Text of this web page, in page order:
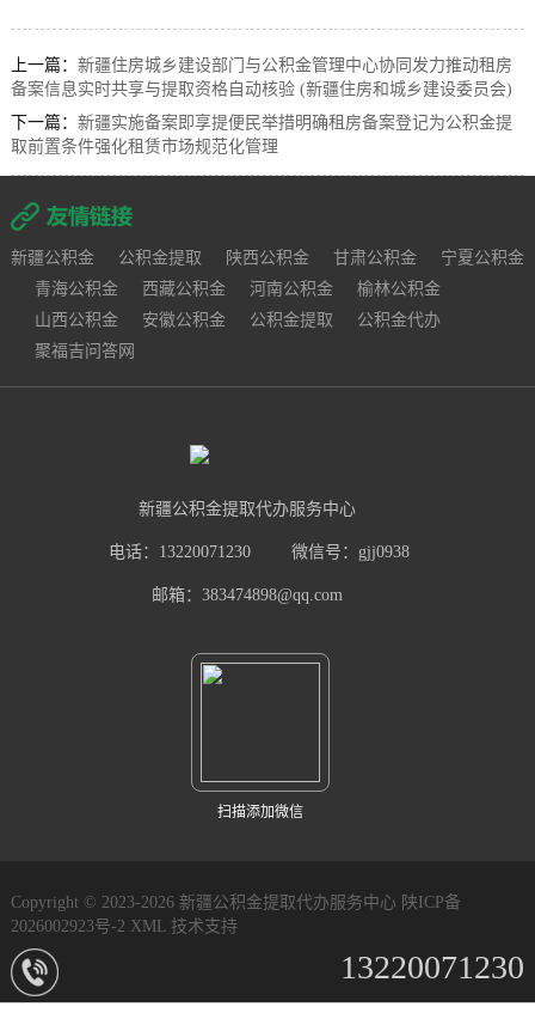
上一篇： 新疆住房城乡建设部门与公积金管理中心协同发力推动租房
备案信息实时共享与提取资格自动核验 (新疆住房和城乡建设委员会)
下一篇： 新疆实施备案即享提便民举措明确租房备案登记为公积金提
取前置条件强化租赁市场规范化管理
新疆公积金 公积金提取 陕西公积金 甘肃公积金
宁夏公积金
青海公积金
西藏公积金 河南公积金
榆林公积金
山西公积金
安徽公积金 公积金提取
公积金代办
聚福吉问答网
新疆公积金提取代办服务中心
电话：13220071230 微信号：gjj0938
邮箱：383474898@qq.com
扫描添加微信
Copyright © 2023-2026 新疆公积金提取代办服务中心 陕ICP备
2026002923号-2 XML 技术支持
13220071230